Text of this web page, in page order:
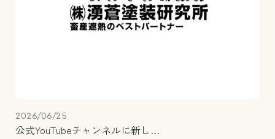
2026/06/25
公式YouTubeチャンネルに新し…